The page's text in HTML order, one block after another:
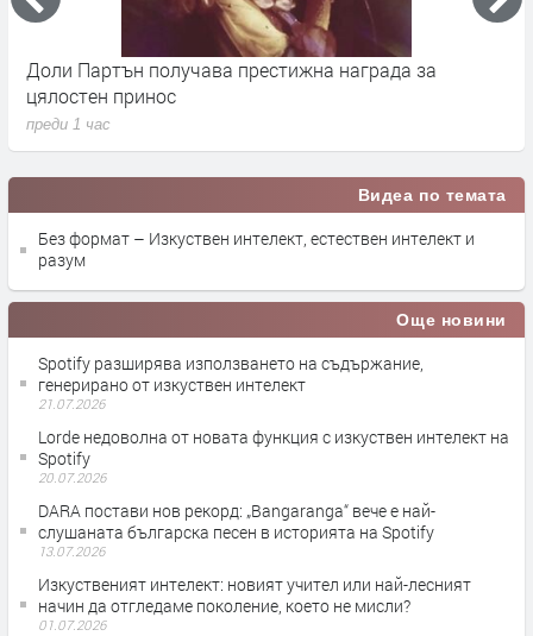
Доли Партън получава престижна награда за
цялостен принос
преди 1 час
Видеа по темата
Без формат – Изкуствен интелект, естествен интелект и
разум
Още новини
Spotify разширява използването на съдържание,
генерирано от изкуствен интелект
21.07.2026
Lorde недоволна от новата функция с изкуствен интелект на
Spotify
20.07.2026
DARA постави нов рекорд: „Bangaranga“ вече е най-
слушаната българска песен в историята на Spotify
13.07.2026
Изкуственият интелект: новият учител или най-лесният
начин да отгледаме поколение, което не мисли?
01.07.2026